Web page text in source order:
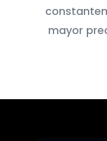
mayor